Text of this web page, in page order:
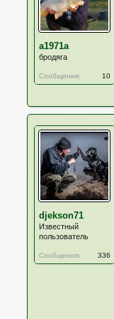
a1971a
бродяга
Сообщения: 10
djekson71
Известный
пользователь
Сообщения: 336